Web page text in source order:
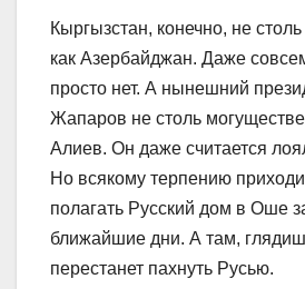
Кыргызстан, конечно, не
как Азербайджан. Даже
просто нет. А нынешний
Жапаров не столь
Алиев. Он даже считается
Но всякому терпению
полагать Русский дом в Оше
ближайшие дни. А там,
перестанет пахнуть Русью.